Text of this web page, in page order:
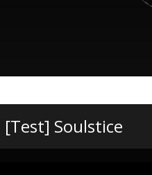
[Test] Soulstice